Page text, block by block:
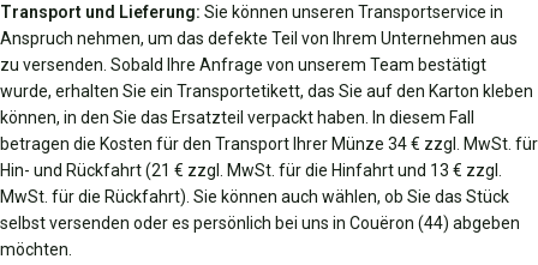
Transport und Lieferung: Sie können unseren Transportservice in
Anspruch nehmen, um das defekte Teil von Ihrem Unternehmen aus
zu versenden. Sobald Ihre Anfrage von unserem Team bestätigt
wurde, erhalten Sie ein Transportetikett, das Sie auf den Karton kleben
können, in den Sie das Ersatzteil verpackt haben. In diesem Fall
betragen die Kosten für den Transport Ihrer Münze 34 € zzgl. MwSt. für
Hin- und Rückfahrt (21 € zzgl. MwSt. für die Hinfahrt und 13 € zzgl.
MwSt. für die Rückfahrt). Sie können auch wählen, ob Sie das Stück
selbst versenden oder es persönlich bei uns in Couëron (44) abgeben
möchten.